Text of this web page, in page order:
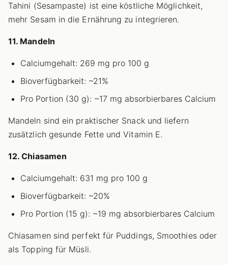
Tahini (Sesampaste) ist eine köstliche Möglichkeit,
mehr Sesam in die Ernährung zu integrieren.
11. Mandeln
Calciumgehalt: 269 mg pro 100 g
Bioverfügbarkeit: ~21%
Pro Portion (30 g): ~17 mg absorbierbares Calcium
Mandeln sind ein praktischer Snack und liefern
zusätzlich gesunde Fette und Vitamin E.
12. Chiasamen
Calciumgehalt: 631 mg pro 100 g
Bioverfügbarkeit: ~20%
Pro Portion (15 g): ~19 mg absorbierbares Calcium
Chiasamen sind perfekt für Puddings, Smoothies oder
als Topping für Müsli.